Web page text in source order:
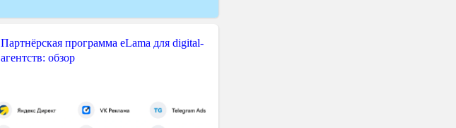
Партнёрская программа eLama для digital-
агентств: обзор